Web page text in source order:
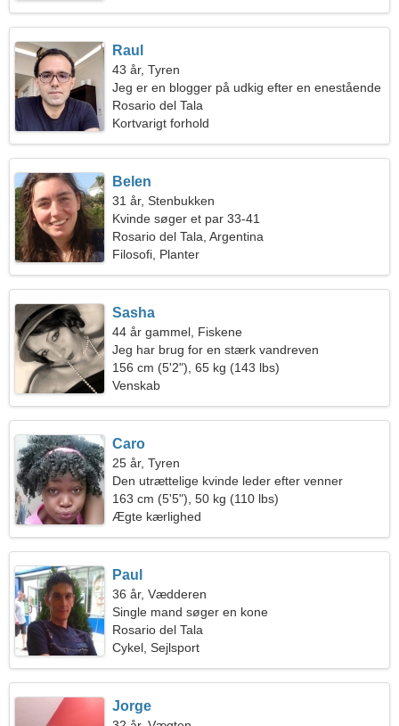
Raul
43 år, Tyren
Jeg er en blogger på udkig efter en enestående
kvinde
Rosario del Tala
Kortvarigt forhold
Belen
31 år, Stenbukken
Kvinde søger et par 33-41
Rosario del Tala, Argentina
Filosofi, Planter
Sasha
44 år gammel, Fiskene
Jeg har brug for en stærk vandreven
156 cm (5'2"), 65 kg (143 lbs)
Venskab
Caro
25 år, Tyren
Den utrættelige kvinde leder efter venner
163 cm (5'5"), 50 kg (110 lbs)
Ægte kærlighed
Paul
36 år, Vædderen
Single mand søger en kone
Rosario del Tala
Cykel, Sejlsport
Jorge